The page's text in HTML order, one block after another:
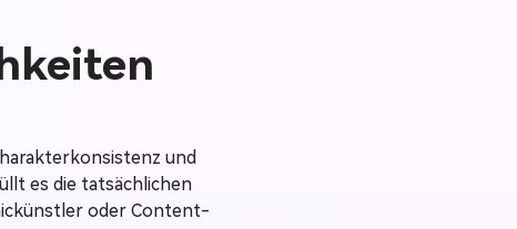
und
es die tatsächlichen
oder Content-